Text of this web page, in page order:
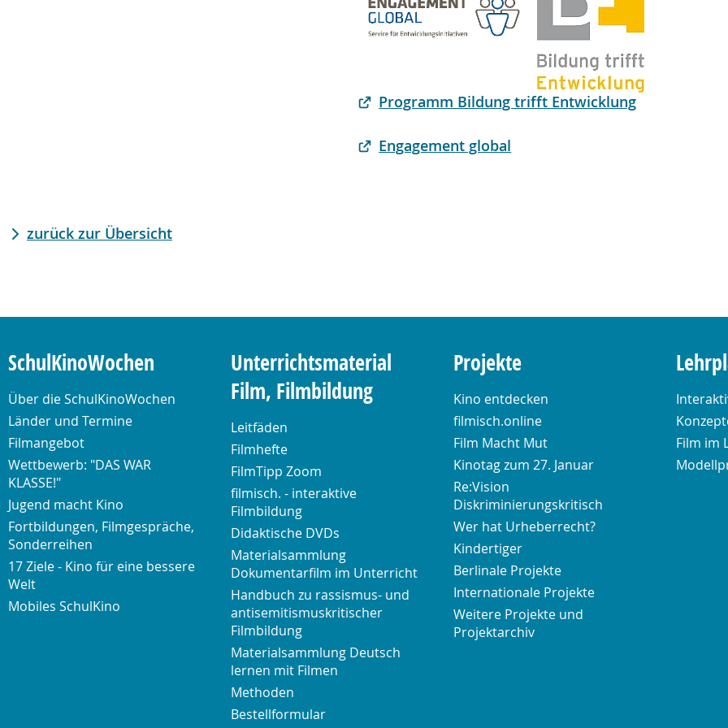
Programm Bildung trifft Entwicklung
Engagement global
zurück zur Übersicht
SchulKinoWochen
Über die SchulKinoWochen
Länder und Termine
Filmangebot
Wettbewerb: "DAS WAR
KLASSE!"
Jugend macht Kino
Fortbildungen, Filmgespräche,
Sonderreihen
17 Ziele - Kino für eine bessere
Welt
Mobiles SchulKino
Unterrichtsmaterial
Film, Filmbildung
Leitfäden
Filmhefte
FilmTipp Zoom
filmisch. - interaktive
Filmbildung
Didaktische DVDs
Materialsammlung
Dokumentarfilm im Unterricht
Handbuch zu rassismus- und
antisemitismuskritischer
Filmbildung
Materialsammlung Deutsch
lernen mit Filmen
Methoden
Bestellformular
Projekte
Kino entdecken
filmisch.online
Film Macht Mut
Kinotag zum 27. Januar
Re:Vision
Diskriminierungskritisch
Wer hat Urheberrecht?
Kindertiger
Berlinale Projekte
Internationale Projekte
Weitere Projekte und
Projektarchiv
Film im